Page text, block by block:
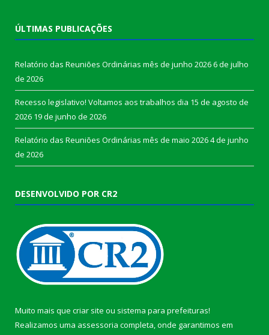
ÚLTIMAS PUBLICAÇÕES
Relatório das Reuniões Ordinárias mês de junho 20266 de julho
de 2026
Recesso legislativo! Voltamos aos trabalhos dia 15 de agosto de
2026 19 de junho de 2026
Relatório das Reuniões Ordinárias mês de maio 20264 de junho
de 2026
DESENVOLVIDO POR CR2
Muito mais que criar site ou sistema para prefeituras!
Realizamos uma assessoria completa, onde garantimos em